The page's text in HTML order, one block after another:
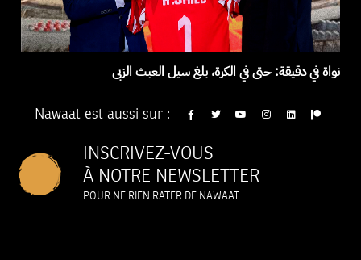
نواة في دقيقة: حتى في الكرة، بلغ سيل العبث الزبى
Nawaat est aussi sur :
INSCRIVEZ-VOUS
À NOTRE NEWSLETTER
POUR NE RIEN RATER DE NAWAAT